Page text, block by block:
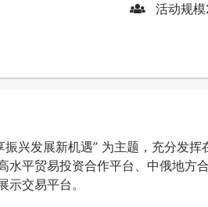
活动规模
兴发展新机遇” 为主题，充分发挥
水平贸易投资合作平台、中俄地方
交易平台。